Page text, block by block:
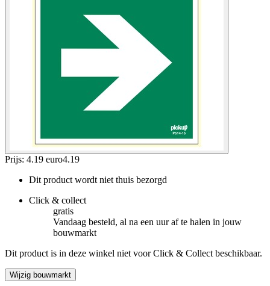
Prijs: 4.19 euro4.19
Dit product wordt niet thuis bezorgd
Click & collect
gratis
Vandaag besteld, al na een uur af te halen in jouw
bouwmarkt
Dit product is in deze winkel niet voor Click & Collect beschikbaar.
Wijzig bouwmarkt